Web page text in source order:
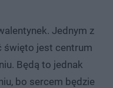
Jednym z
święto jest centrum
Będą to jednak
bo sercem będzie